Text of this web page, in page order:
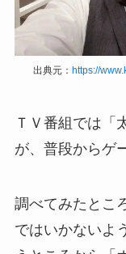
出典元： https://
ＴＶ番組では「
が、普段からゲ
調べてみたとこ
ではいかないよ